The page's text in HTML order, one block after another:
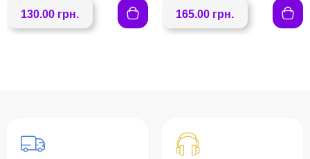
130.00 грн. 165.00 грн.